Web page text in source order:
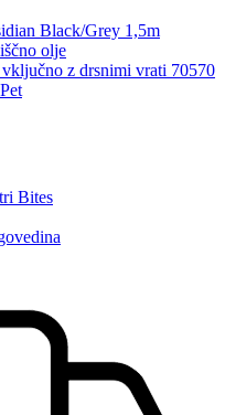
Black/Grey 1,5m
olje
z drsnimi vrati 70570
Bites